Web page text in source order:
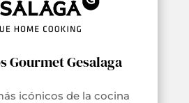
Gourmet Gesalaga
icónicos de la cocina